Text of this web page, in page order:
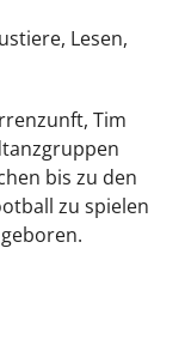
Lesen,
Tim
bis zu den
zu spielen